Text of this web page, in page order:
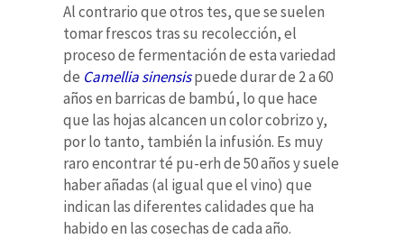
Al contrario que otros tes, que se suelen
tomar frescos tras su recolección, el
proceso de fermentación de esta variedad
de Camellia sinensispuede durar de 2 a 60
años en barricas de bambú, lo que hace
que las hojas alcancen un color cobrizo y,
por lo tanto, también la infusión. Es muy
raro encontrar té pu-erh de 50 años y suele
haber añadas (al igual que el vino) que
indican las diferentes calidades que ha
habido en las cosechas de cada año.